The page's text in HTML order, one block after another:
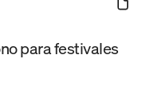
para festivales